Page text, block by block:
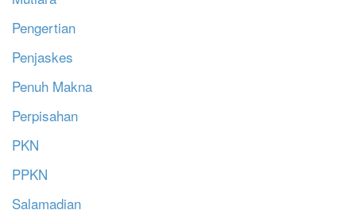
Pengertian
Penjaskes
Penuh Makna
Perpisahan
PKN
PPKN
Salamadian